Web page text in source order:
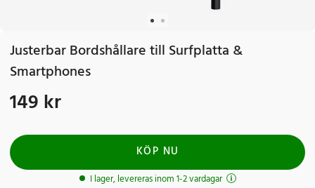
Justerbar Bordshållare till Surfplatta &
Smartphones
Pris:149 kr
149 kr
KÖP NU
I lager, levereras inom 1-2 vardagar